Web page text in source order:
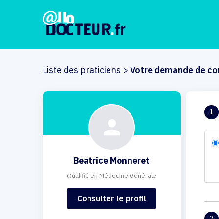
Liste des praticiens > Votre demande de
Beatrice Monneret
Qualifié en Médecine Générale
Consulter le profil
1